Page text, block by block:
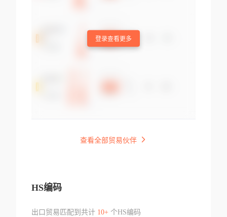
登录查看更多
查看全部贸易伙伴
HS编码
出口贸易匹配到共计 10+个HS编码